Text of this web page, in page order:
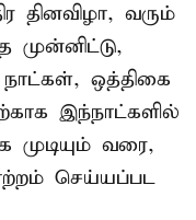
தினவிழா, வரும்
ஒத்திகை
இந்நாட்களில்
வரை,
செய்யப்பட